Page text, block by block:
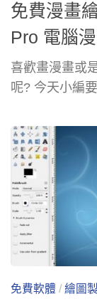
免費漫畫
Pro 電腦
喜歡畫漫畫或
呢? 今天小編
免費軟體 / 繪圖